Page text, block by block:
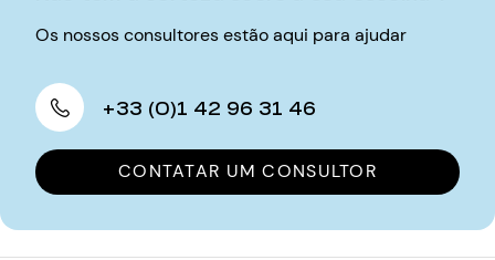
Os nossos consultores estão aqui para ajudar
+33 (0)1 42 96 31 46
CONTATAR UM CONSULTOR